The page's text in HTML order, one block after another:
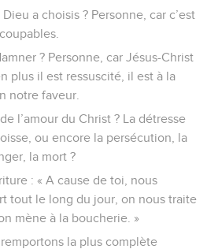
a choisis ? Personne, car c’est
? Personne, car Jésus-Christ
plus il est ressuscité, il est à la
notre faveur.
l’amour du Christ ? La détresse
ou encore la persécution, la
la mort ?
: « A cause de toi, nous
tout le long du jour, on nous traite
mène à la boucherie. »
la plus complète